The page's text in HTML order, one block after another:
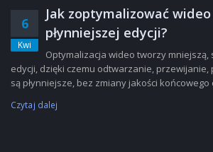
6
Kwi
Jak zoptymalizować
płynniejszej edycji?
Optymalizacja wideo tworzy mniejszą,
edycji, dzięki czemu odtwarzanie,
są płynniejsze, bez zmiany jakości końcowego
Czytaj dalej